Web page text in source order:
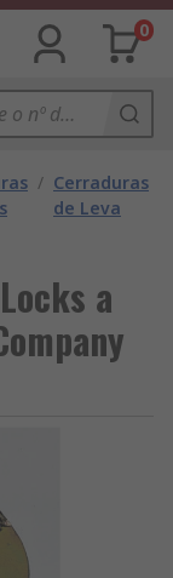
0
/ Cerraduras
de Leva
a